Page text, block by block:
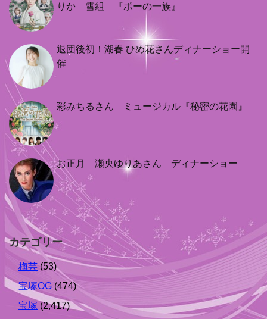
りか 雪組 『ポーの一族』
退団後初！湖春 ひめ花さんディナーショー開
催
彩みちるさん ミュージカル『秘密の花園』
お正月 瀬央ゆりあさん ディナーショー
カテゴリー
梅芸 (53)
宝塚OG (474)
宝塚 (2,417)